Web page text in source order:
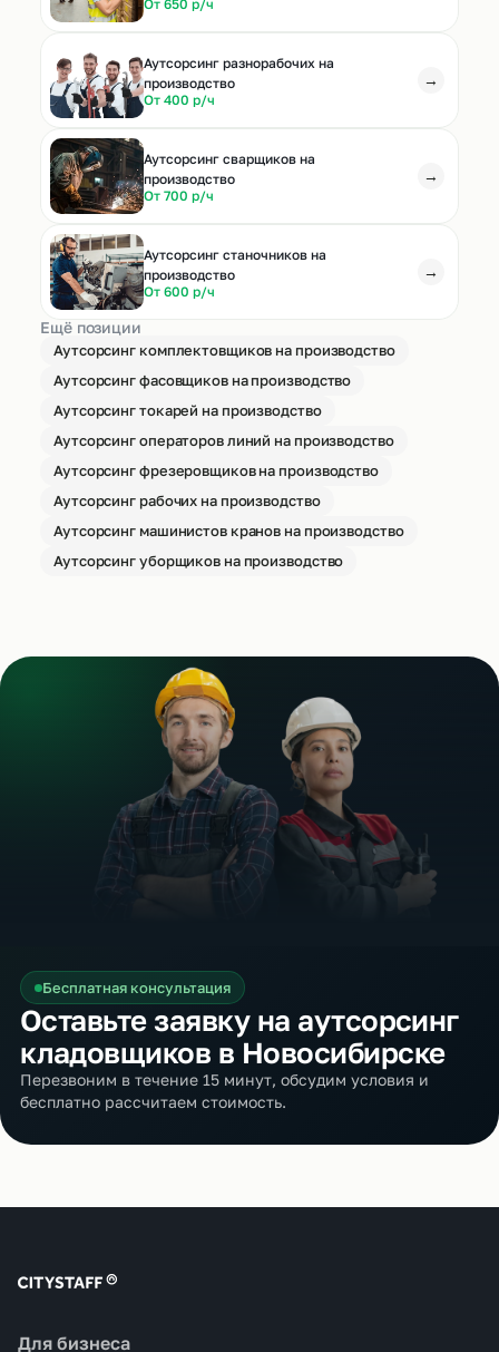
От 650 р/ч
Аутсорсинг разнорабочих на
производство
От 400 р/ч
→
Аутсорсинг сварщиков на
производство
От 700 р/ч
→
Аутсорсинг станочников на
производство
От 600 р/ч
→
Ещё позиции
Аутсорсинг комплектовщиков на производство
Аутсорсинг фасовщиков на производство
Аутсорсинг токарей на производство
Аутсорсинг операторов линий на производство
Аутсорсинг фрезеровщиков на производство
Аутсорсинг рабочих на производство
Аутсорсинг машинистов кранов на производство
Аутсорсинг уборщиков на производство
Бесплатная консультация
Оставьте заявку на аутсорсинг
кладовщиков в Новосибирске
Перезвоним в течение 15 минут, обсудим условия и
бесплатно рассчитаем стоимость.
Для бизнеса